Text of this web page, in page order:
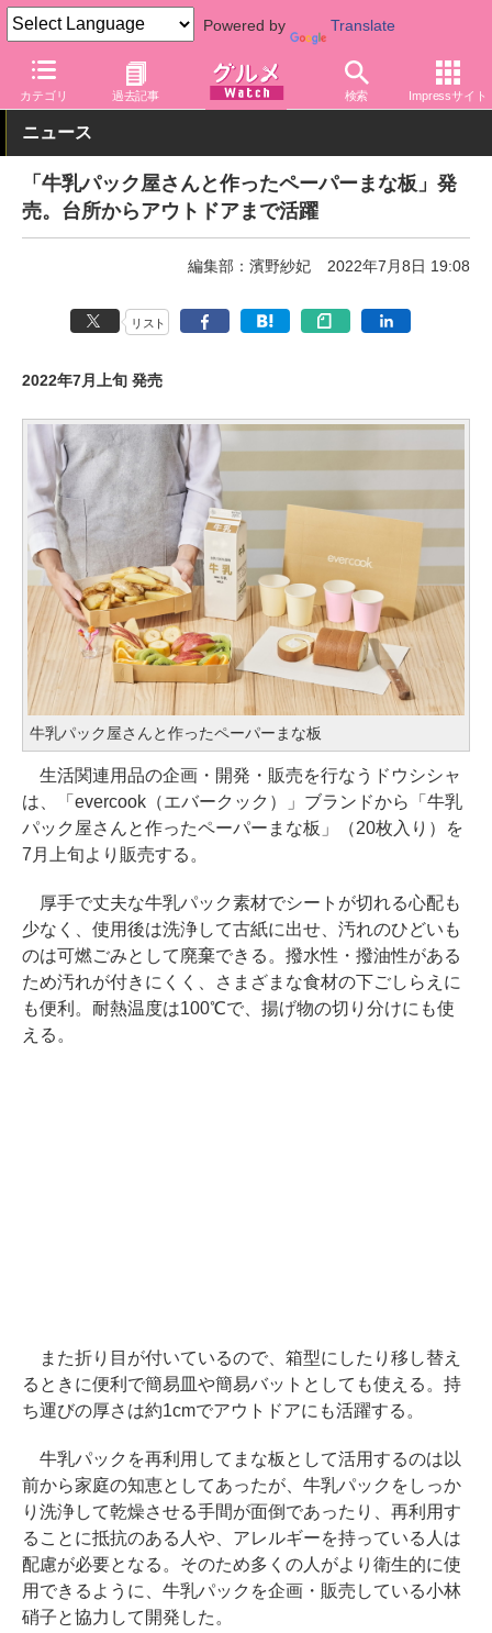
Powered by Translate
カテゴリ 過去記事 検索 Impressサイト
グルメ Watch 関連商品 グッズ
ニュース
「牛乳パック屋さんと作ったペーパーまな板」発
売。台所からアウトドアまで活躍
編集部：濱野紗妃 2022年7月8日 19:08
リスト
2022年7月上旬 発売
牛乳パック屋さんと作ったペーパーまな板
生活関連用品の企画・開発・販売を行なうドウシシャ
は、「evercook（エバークック）」ブランドから「牛乳
パック屋さんと作ったペーパーまな板」（20枚入り）を
7月上旬より販売する。
厚手で丈夫な牛乳パック素材でシートが切れる心配も
少なく、使用後は洗浄して古紙に出せ、汚れのひどいも
のは可燃ごみとして廃棄できる。撥水性・撥油性がある
ため汚れが付きにくく、さまざまな食材の下ごしらえに
も便利。耐熱温度は100℃で、揚げ物の切り分けにも使
える。
また折り目が付いているので、箱型にしたり移し替え
るときに便利で簡易皿や簡易バットとしても使える。持
ち運びの厚さは約1cmでアウトドアにも活躍する。
牛乳パックを再利用してまな板として活用するのは以
前から家庭の知恵としてあったが、牛乳パックをしっか
り洗浄して乾燥させる手間が面倒であったり、再利用す
ることに抵抗のある人や、アレルギーを持っている人は
配慮が必要となる。そのため多くの人がより衛生的に使
用できるように、牛乳パックを企画・販売している小林
硝子と協力して開発した。